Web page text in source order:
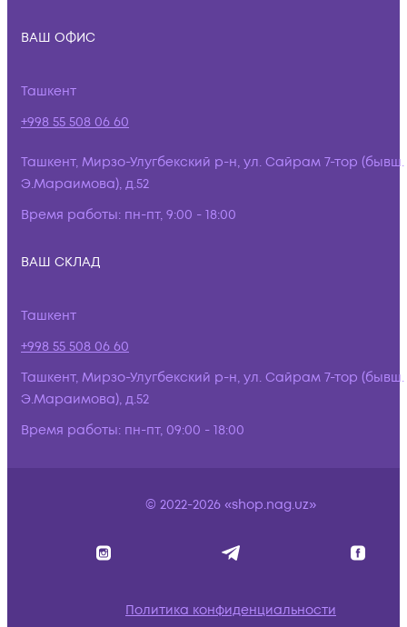
ВАШ ОФИС
Ташкент
+998 55 508 06 60
Ташкент, Мирзо-Улугбекский р-н, ул. Сайрам 7-тор (бывш.
Э.Мараимова), д.52
Время работы: пн-пт, 9:00 - 18:00
ВАШ СКЛАД
Ташкент
+998 55 508 06 60
Ташкент, Мирзо-Улугбекский р-н, ул. Сайрам 7-тор (бывш.
Э.Мараимова), д.52
Время работы: пн-пт, 09:00 - 18:00
© 2022-2026 «shop.nag.uz»
Политика конфиденциальности